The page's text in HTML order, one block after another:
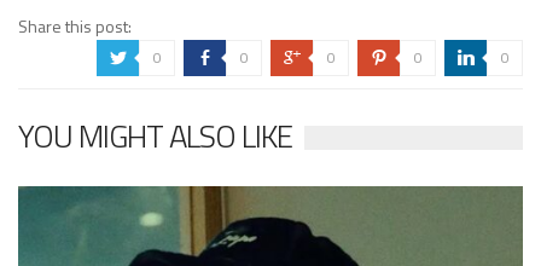
Share this post:
a 0 b 0 c 0 d 0 j 0
YOU MIGHT ALSO LIKE